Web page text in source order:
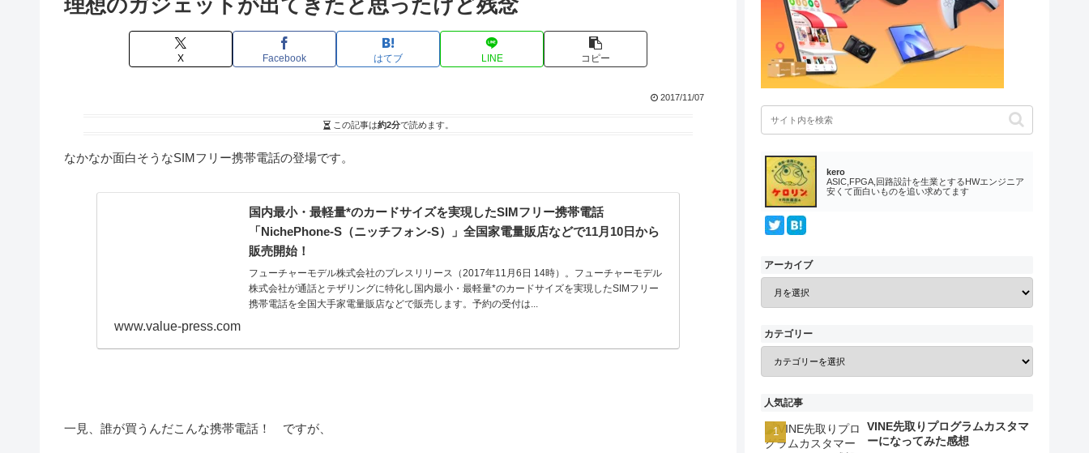
理想のガジェットが出てきたと思ったけど残念
X Facebook はてブ LINE コピー
2017/11/07
この記事は約2分で読めます。
なかなか面白そうなSIMフリー携帯電話の登場です。
国内最小・最軽量*のカードサイズを実現したSIMフリー携帯電話
「NichePhone-S（ニッチフォン-S）」全国家電量販店などで11月10日から
販売開始！
フューチャーモデル株式会社のプレスリリース（2017年11月6日 14時）。フューチャーモデル
株式会社が通話とテザリングに特化し国内最小・最軽量*のカードサイズを実現したSIMフリー
携帯電話を全国大手家電量販店などで販売します。予約の受付は...
www.value-press.com
一見、誰が買うんだこんな携帯電話！ ですが、
kero
ASIC,FPGA,回路設計を生業とするHWエンジニア
安くて面白いものを追い求めてます
アーカイブ
カテゴリー
人気記事
VINE先取りプログラムカスタマ
ーになってみた感想